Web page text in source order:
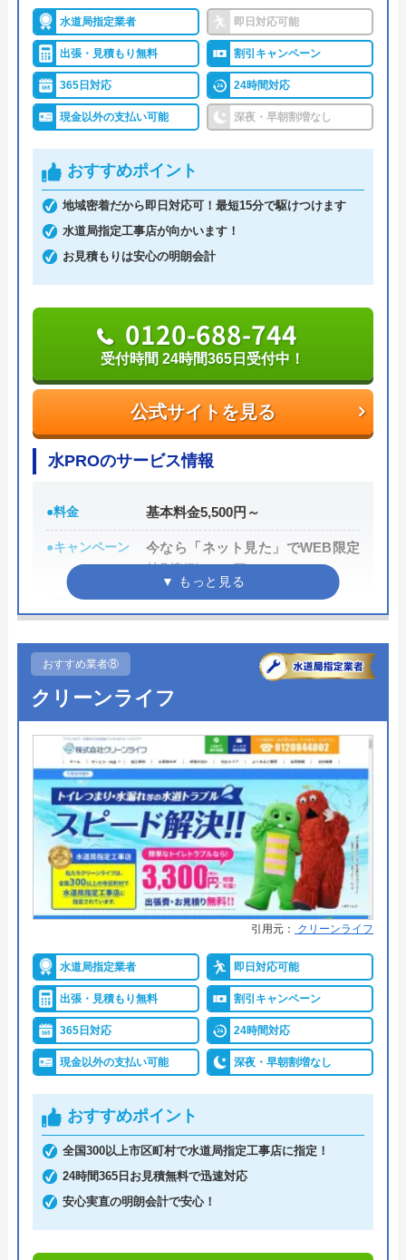
ており、福岡市水道局や北九州市上下水道局などの
指定工事店です。
24時間・365日年中無休で修理依頼を受け付けてお
り、最短30分で駆けつけます。エリア内をサービス
カーが巡回しており、どんな小さなトラブルでも迅
速に、何度でも駆けつけ、常にお客さまの身になっ
て対応しています。
「九州水道修理サービス」では、見積料金や出張料
金、キャンセル料金、基本料金など、作業料金以外
の費用は発生しません。トラブル別の作業料金表が
用意されており、トイレのつまり・水漏れは、作業
料金5,280円で対応してもらえます。また、トイレの
リフォームも、格安で依頼することができます。
0120-48-8919
株式会社九州水道修理サービスの基本情報
運営会社
所在地
熊本県熊本市東区錦ヶ丘13丁目8番
対応エリア
福岡市周辺、北九州市周辺、佐賀県、
長崎県、大分県、熊本県、宮崎県、鹿
児島県、山口県
株式会社九州水道修理サービスの
クチコミ on
4.9（246件のクチコミ）
樅木英知
2 か月前
て物がない中、柔軟に対応していただきとて
も助かりました。 また困った時はお願いし
ようかと思います😊
水道局指定業者 即日対応可能
出張・見積もり無料 割引キャンペーン
365日対応 24時間対応
現金以外の支払い可能 深夜・早朝割増なし
おすすめポイント
地域密着だから即日対応可！最短15分で駆けつけます
水道局指定工事店が向かいます！
お見積もりは安心の明朗会計
公式サイトを見る
0120-688-744
受付時間 24時間365日受付中！
水PROのサービス情報
●料金 基本料金5,500円～
●キャンペーン
今なら「ネット見た」でWEB限定
特別割引3,000円OFF
●駆けつけ時間 最短15分
24時間
●定休日
●出張見積もり 見積り・出張費無料
●支払い方法
現金払い、銀行振込、後日集金、
クレジットカード
●累計実績 ―
●保証・保険 ―
詳細は公式HPでご確認ください
水PROは、即日対応可能でスピーディーな対応が特
徴的な業者です。
地域に精通したエリア担当作業員がいるため、夜間
も含めて電話をしてから2～3分で手配、最速15分で
駆け付けてくれます。
料金体系については、基本料金5,000円～になります
が、現地見積もり・出張費・追加請求は0円になり
ます。
明朗会計ですので、万が一追加の作業が必要となっ
おすすめ業者⑧
クリーンライフ
引用元： クリーンライフ
水道局指定業者 即日対応可能
出張・見積もり無料 割引キャンペーン
365日対応 24時間対応
現金以外の支払い可能 深夜・早朝割増なし
おすすめポイント
全国300以上市区町村で水道局指定工事店に指定！
24時間365日お見積無料で迅速対応
安心実直の明朗会計で安心！